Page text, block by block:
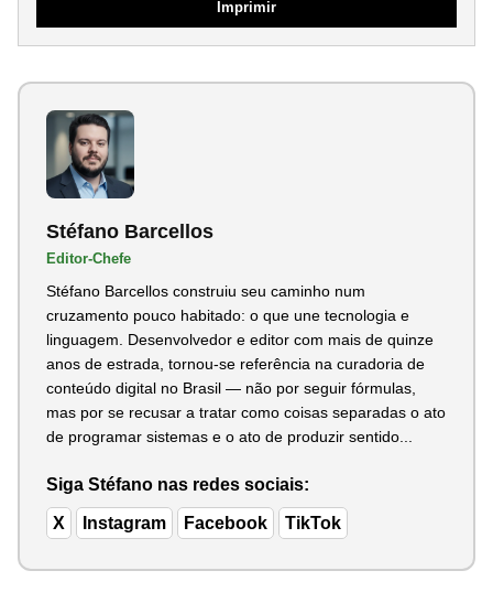
Imprimir
Stéfano Barcellos
Editor-Chefe
Stéfano Barcellos construiu seu caminho num
cruzamento pouco habitado: o que une tecnologia e
linguagem. Desenvolvedor e editor com mais de quinze
anos de estrada, tornou-se referência na curadoria de
conteúdo digital no Brasil — não por seguir fórmulas,
mas por se recusar a tratar como coisas separadas o ato
de programar sistemas e o ato de produzir sentido...
Siga Stéfano nas redes sociais:
X Instagram Facebook TikTok